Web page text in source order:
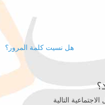
هل نسيت كلمة المرور؟
التالية